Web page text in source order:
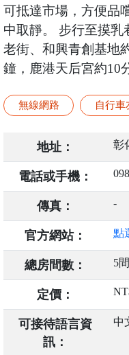
可抵達市場，方便品
中取靜。 步行至摸乳
老街、和興青創基地
鐘，鹿港天后宮約10
無線網路 自行車
地址： 彰
電話或手機：
傳真： -
官方網站： 點
總房間數： 5間
定價：
可接待語言資
訊：
中